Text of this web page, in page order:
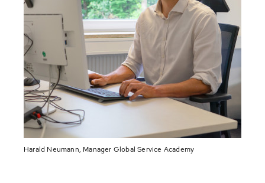
Harald Neumann, Manager Global Service Academy